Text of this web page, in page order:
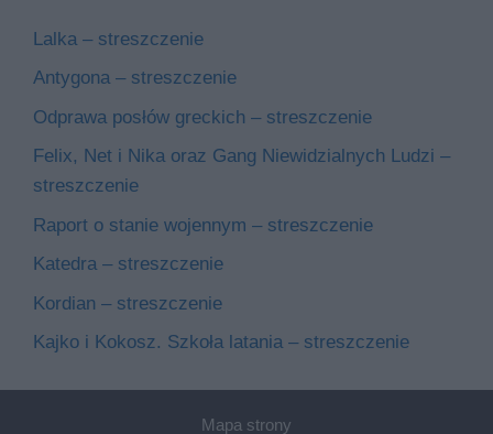
Lalka – streszczenie
Antygona – streszczenie
Odprawa posłów greckich – streszczenie
Felix, Net i Nika oraz Gang Niewidzialnych Ludzi –
streszczenie
Raport o stanie wojennym – streszczenie
Katedra – streszczenie
Kordian – streszczenie
Kajko i Kokosz. Szkoła latania – streszczenie
Mapa strony